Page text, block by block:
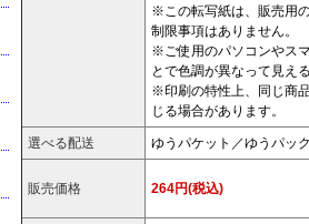
※この転写紙は、販売用
制限事項はありません。
※ご使用のパソコンやス
とで色調が異なって見え
※印刷の特性上、同じ商
じる場合があります。
選べる配送 ゆうパケット／ゆうパッ
販売価格 264円(税込)